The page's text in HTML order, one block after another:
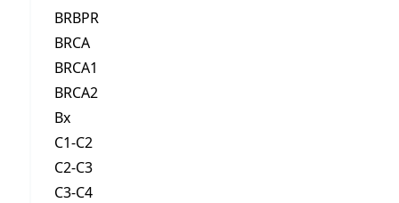
BRBPR
BRCA
BRCA1
BRCA2
Bx
C1-C2
C2-C3
C3-C4